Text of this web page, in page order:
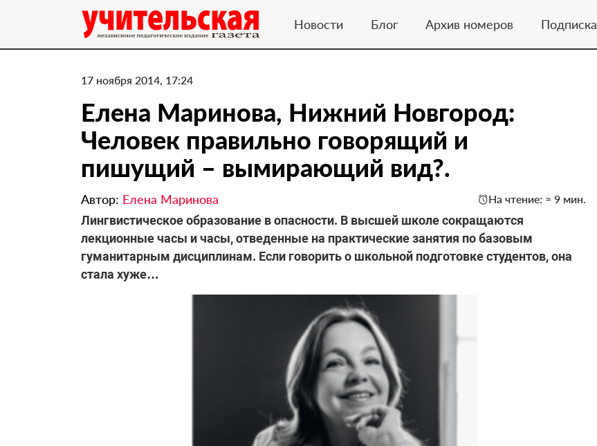
Новости Блог Архив номеров Подписка
17 ноября 2014, 17:24
Елена Маринова, Нижний Новгород:
Человек правильно говорящий и
пишущий – вымирающий вид?.
Автор: Елена Маринова На чтение: ≈ 9 мин.
Лингвистическое образование в опасности. В высшей школе сокращаются
лекционные часы и часы, отведенные на практические занятия по базовым
гуманитарным дисциплинам. Если говорить о школьной подготовке студентов, она
стала хуже…